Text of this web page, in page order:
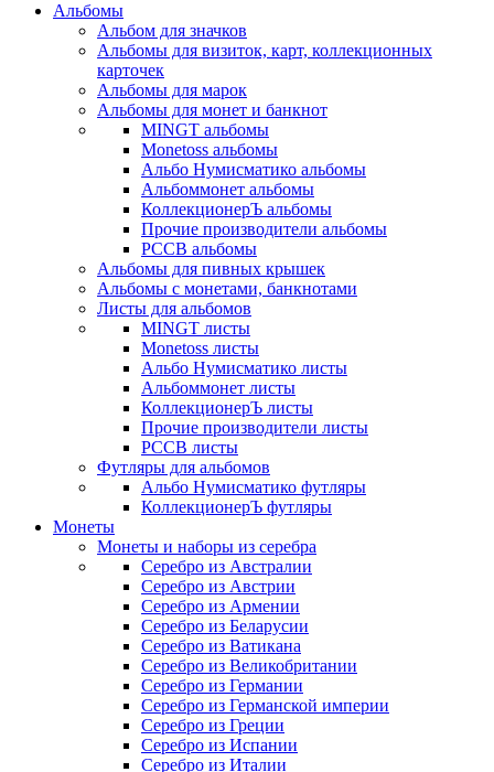
Альбомы
Альбом для значков
Альбомы для визиток, карт, коллекционных
карточек
Альбомы для марок
Альбомы для монет и банкнот
MINGT альбомы
Monetoss альбомы
Альбо Нумисматико альбомы
Альбоммонет альбомы
КоллекционерЪ альбомы
Прочие производители альбомы
РССВ альбомы
Альбомы для пивных крышек
Альбомы с монетами, банкнотами
Листы для альбомов
MINGT листы
Monetoss листы
Альбо Нумисматико листы
Альбоммонет листы
КоллекционерЪ листы
Прочие производители листы
РССВ листы
Футляры для альбомов
Альбо Нумисматико футляры
КоллекционерЪ футляры
Монеты
Монеты и наборы из серебра
Серебро из Австралии
Серебро из Австрии
Серебро из Армении
Серебро из Беларусии
Серебро из Ватикана
Серебро из Великобритании
Серебро из Германии
Серебро из Германской империи
Серебро из Греции
Серебро из Испании
Серебро из Италии